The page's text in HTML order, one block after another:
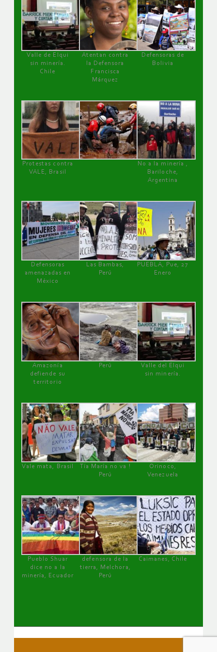
Valle de Elqui
sin minería.
Chile
Atentan contra
la Defensora
Francisca
Márquez
Defensoras de
Bolivia
Protestas contra
VALE, Brasil
No a la minería ,
Bariloche,
Argentina
Defensoras
amenazadas en
México
Las Bambas,
Perú
PUEBLA, Pue, 27
Enero
Amazonía
defiende su
territorio
Perú
Valle del Elqui
sin minería.
Vale mata, Brasil
Tía María no va !
Perú
Orinoco,
Venezuela
Pueblo Shuar
dice no a la
minería, Ecuador
defensora de la
tierra, Melchora,
Perú
Caimanes, Chile